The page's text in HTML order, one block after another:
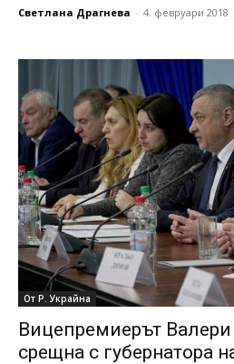
Светлана Драгнева - 4. февруари 2018
От Р. Украйна
Вицепремиерът
срещна с губернатора